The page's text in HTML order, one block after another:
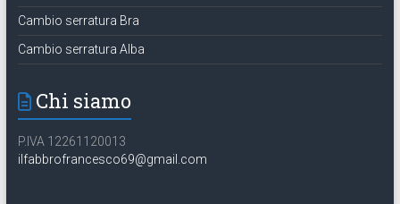
Cambio serratura Bra
Cambio serratura Alba
Chi siamo
P.IVA 12261120013
ilfabbrofrancesco69@gmail.com